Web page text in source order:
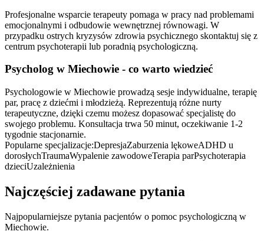
Profesjonalne wsparcie terapeuty pomaga w pracy nad problemami
emocjonalnymi i odbudowie wewnętrznej równowagi. W
przypadku ostrych kryzysów zdrowia psychicznego skontaktuj się z
centrum psychoterapii lub poradnią psychologiczną.
Psycholog w Miechowie - co warto wiedzieć
Psychologowie w Miechowie prowadzą sesje indywidualne, terapię
par, pracę z dziećmi i młodzieżą. Reprezentują różne nurty
terapeutyczne, dzięki czemu możesz dopasować specjalistę do
swojego problemu. Konsultacja trwa 50 minut, oczekiwanie 1-2
tygodnie stacjonarnie.
Popularne specjalizacje:DepresjaZaburzenia lękoweADHD u
dorosłychTraumaWypalenie zawodoweTerapia parPsychoterapia
dzieciUzależnienia
Najczęściej zadawane pytania
Najpopularniejsze pytania pacjentów o pomoc psychologiczną w
Miechowie.